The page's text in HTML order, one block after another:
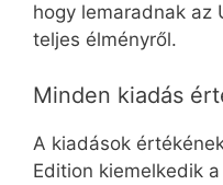
hogy lemaradnak az
teljes élményről.
Minden kiadás
A kiadások
Edition kiemelkedik